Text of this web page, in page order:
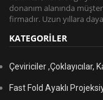
donanım alanında
firmadır. Uzun yıllara
KATEGORİLER
Çeviriciler ,Çoklayıcılar,
Fast Fold Ayaklı